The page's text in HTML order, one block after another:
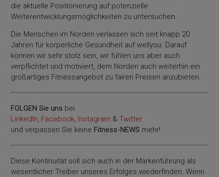
die aktuelle Positionierung auf potenzielle
Weiterentwicklungsmöglichkeiten zu untersuchen.
Die Menschen im Norden verlassen sich seit knapp 20
Jahren für körperliche Gesundheit auf wellyou. Darauf
können wir sehr stolz sein, wir fühlen uns aber auch
verpflichtet und motiviert, dem Norden auch weiterhin ein
großartiges Fitnessangebot zu fairen Preisen anzubieten.
FOLGEN Sie uns bei
LinkedIn, Facebook, Instagram &Twitter
und verpassen Sie keineFitness-NEWS mehr!
Diese Kontinuität soll sich auch in der Markenführung als
wesentlicher Treiber unseres Erfolges wiederfinden. Wenn